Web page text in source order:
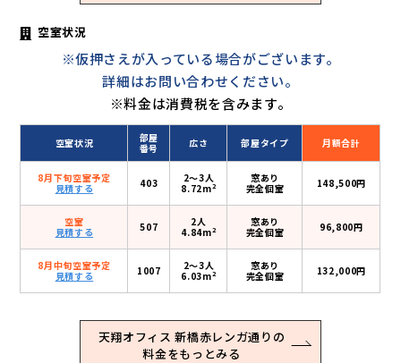
空室状況
※仮押さえが入っている場合がございます。
詳細はお問い合わせください。
※料金は消費税を含みます。
空室状況
部屋
番号
広さ 部屋タイプ 月額合計
8月下旬空室予定
見積する
403
2〜3人
8.72m2
窓あり
完全個室
148,500円
空室
見積する
507
2人
4.84m2
窓あり
完全個室
96,800円
8月中旬空室予定
見積する
1007
2〜3人
6.03m2
窓あり
完全個室
132,000円
天翔オフィス 新橋赤レンガ通りの
料金をもっとみる